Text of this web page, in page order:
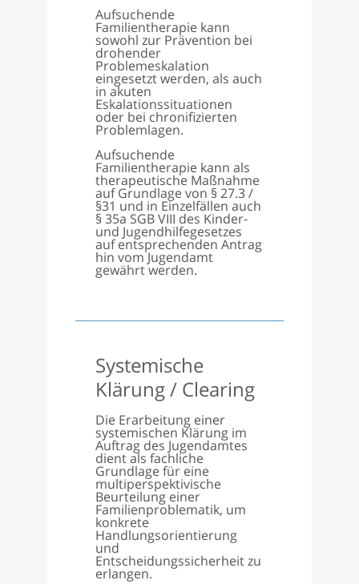
Aufsuchende
Familientherapie kann
sowohl zur Prävention bei
drohender
Problemeskalation
eingesetzt werden, als auch
in akuten
Eskalationssituationen
oder bei chronifizierten
Problemlagen.
Aufsuchende
Familientherapie kann als
therapeutische Maßnahme
auf Grundlage von § 27.3 /
§31 und in Einzelfällen auch
§ 35a SGB VIII des Kinder-
und Jugendhilfegesetzes
auf entsprechenden Antrag
hin vom Jugendamt
gewährt werden.
Systemische
Klärung / Clearing
Die Erarbeitung einer
systemischen Klärung im
Auftrag des Jugendamtes
dient als fachliche
Grundlage für eine
multiperspektivische
Beurteilung einer
Familienproblematik, um
konkrete
Handlungsorientierung
und
Entscheidungssicherheit zu
erlangen.